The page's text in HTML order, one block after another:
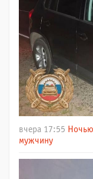
вчера 17:55 Ночью
мужчину